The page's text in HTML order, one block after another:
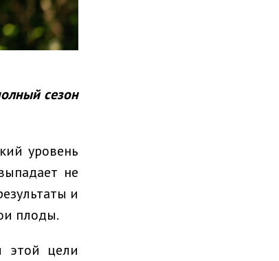
сезон
уровень
не
и
плоды.
этой цели